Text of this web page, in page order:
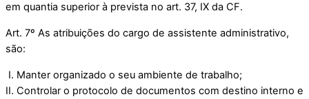
em quantia superior à prevista no art. 37, IX da CF.
Art. 7º As atribuições do cargo de assistente administrativo,
são:
I. Manter organizado o seu ambiente de trabalho;
II. Controlar o protocolo de documentos com destino interno e